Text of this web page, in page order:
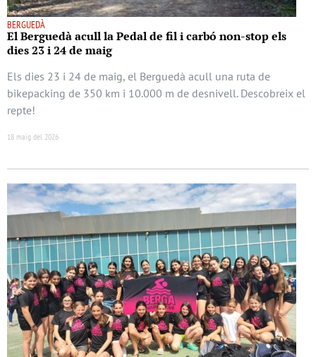
BERGUEDÀ
El Berguedà acull la Pedal de fil i carbó non-stop els
dies 23 i 24 de maig
Els dies 23 i 24 de maig, el Berguedà acull una ruta de
bikepacking de 350 km i 10.000 m de desnivell. Descobreix el
repte!
18 maig del 2026